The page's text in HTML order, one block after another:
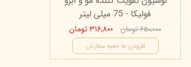
فولیکا - 75 میلی لیتر
۶۵۰,۰۰۰ تومان ۳۱۶,۸۰۰ تومان
افزودن به جعبه سفارش